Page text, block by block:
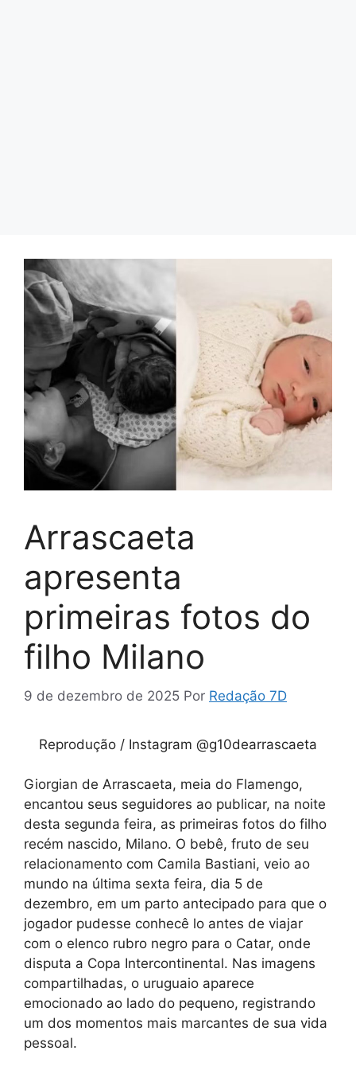
Arrascaeta
apresenta
primeiras fotos do
filho Milano
9 de dezembro de 2025 Por Redação 7D
Reprodução / Instagram @g10dearrascaeta
Giorgian de Arrascaeta, meia do Flamengo,
encantou seus seguidores ao publicar, na noite
desta segunda feira, as primeiras fotos do filho
recém nascido, Milano. O bebê, fruto de seu
relacionamento com Camila Bastiani, veio ao
mundo na última sexta feira, dia 5 de
dezembro, em um parto antecipado para que o
jogador pudesse conhecê lo antes de viajar
com o elenco rubro negro para o Catar, onde
disputa a Copa Intercontinental. Nas imagens
compartilhadas, o uruguaio aparece
emocionado ao lado do pequeno, registrando
um dos momentos mais marcantes de sua vida
pessoal.